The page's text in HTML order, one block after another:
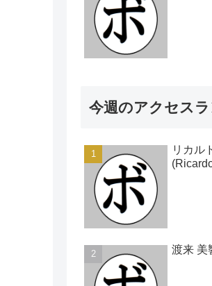
今週のアクセス
リカル
渡来 美